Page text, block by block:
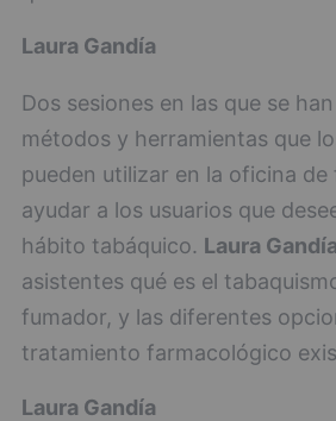
Laura Gandía
Dos sesiones en las que se
métodos y herramientas que
pueden utilizar en la oficina de
ayudar a los usuarios que
hábito tabáquico. Laura Gandía
asistentes qué es el
fumador, y las diferentes
tratamiento farmacológico
Laura Gandía